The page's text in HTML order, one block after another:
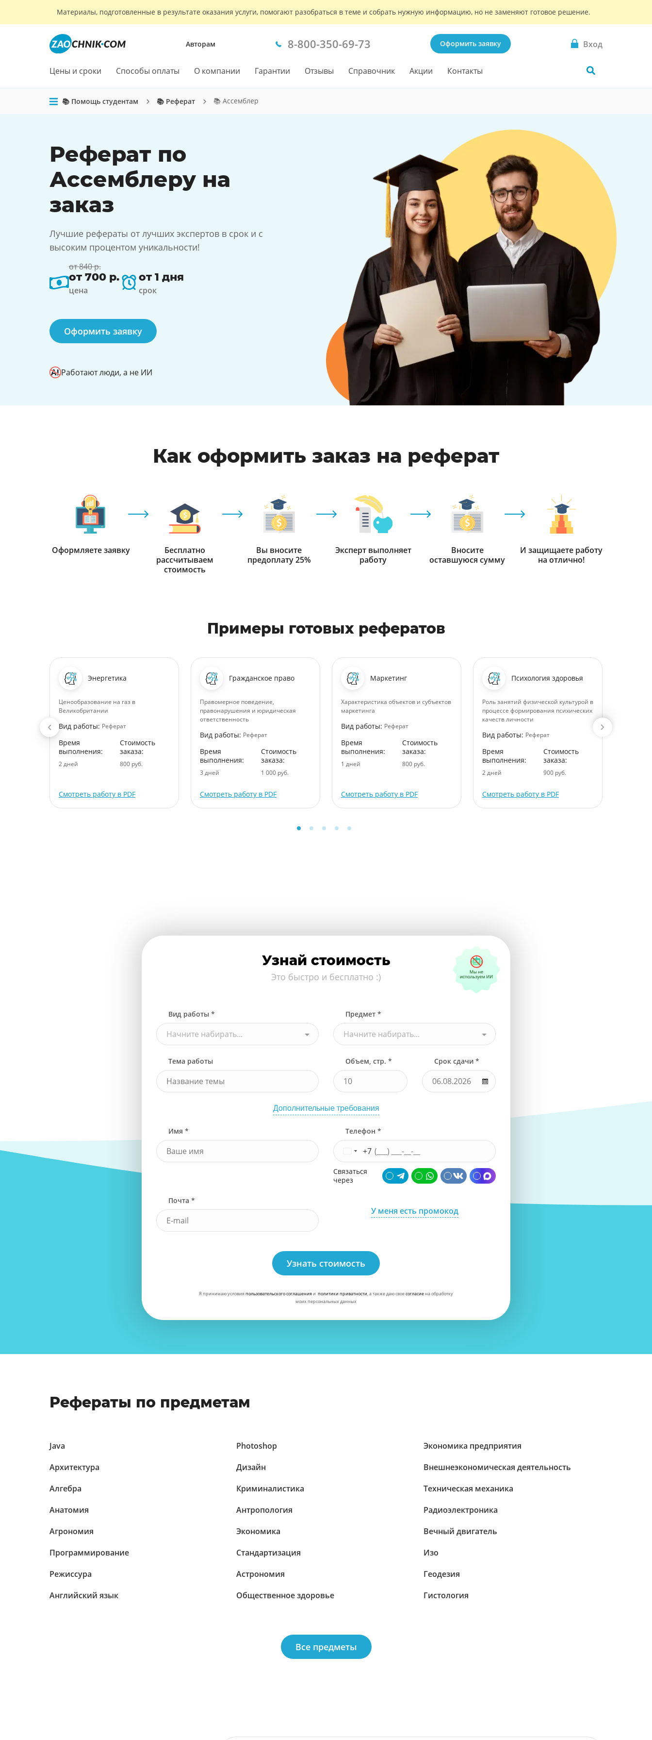
Материалы, подготовленные в результате оказания услуги, помогают разобраться в теме и собрать нужную информацию, но не заменяют готовое решение.
Авторам 8-800-350-69-73 Оформить заявку Вход
Цены и сроки Способы оплаты О компании Гарантии Отзывы Справочник Акции Контакты
📚 Помощь студентам 📚 Реферат 📚 Ассемблер
Реферат по
Ассемблеру на
заказ
Лучшие рефераты от лучших экспертов в срок и с
высоким процентом уникальности!
от 840 р.
от 700 р.
цена
от 1 дня
срок
Оформить заявку
Работают люди, а не ИИ
Как оформить заказ на реферат
Оформляете заявку
Бесплатно
рассчитываем
стоимость
Вы вносите
предоплату 25%
Эксперт выполняет
работу
Вносите
оставшуюся сумму
И защищаете работу
на отлично!
Примеры готовых рефератов
Энергетика
Ценообразование на газ в
Великобритании
Вид работы: Реферат
Время
выполнения:
2 дней
Стоимость
заказа:
800 руб.
Смотреть работу в PDF
Гражданское право
Правомерное поведение,
правонарушения и юридическая
ответственность
Вид работы: Реферат
Время
выполнения:
3 дней
Стоимость
заказа:
1 000 руб.
Смотреть работу в PDF
Маркетинг
Характеристика объектов и субъектов
маркетинга
Вид работы: Реферат
Время
выполнения:
1 дней
Стоимость
заказа:
800 руб.
Смотреть работу в PDF
Психология здоровья
Роль занятий физической культурой в
процессе формирования психических
качеств личности
Вид работы: Реферат
Время
выполнения:
2 дней
Стоимость
заказа:
900 руб.
Смотреть работу в PDF
Узнай стоимость
Это быстро и бесплатно :)
Вид работы *
Начните набирать...
Предмет *
Начните набирать...
Тема работы Объем, стр. * Срок сдачи *
Дополнительные требования
Имя * Телефон *
+7
Связаться
через
Почта *
У меня есть промокод
Узнать стоимость
Я принимаю условияпользовательского соглашенияи политики приватности, а также даю своесогласиена обработку
моих персональных данных
Рефераты по предметам
Java
Архитектура
Алгебра
Анатомия
Агрономия
Программирование
Режиссура
Английский язык
Photoshop
Дизайн
Криминалистика
Антропология
Экономика
Стандартизация
Астрономия
Общественное здоровье
Экономика предприятия
Внешнеэкономическая деятельность
Техническая механика
Радиоэлектроника
Вечный двигатель
Изо
Геодезия
Гистология
Все предметы